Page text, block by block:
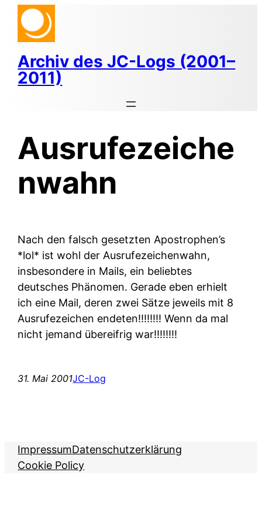
Zum
Inhalt
springen
Archiv des JC-Logs (2001–
2011)
Ausrufezeiche
nwahn
Nach den falsch gesetzten Apostrophen’s
*lol* ist wohl der Ausrufezeichenwahn,
insbesondere in Mails, ein beliebtes
deutsches Phänomen. Gerade eben erhielt
ich eine Mail, deren zwei Sätze jeweils mit 8
Ausrufezeichen endeten!!!!!!!! Wenn da mal
nicht jemand übereifrig war!!!!!!!!
31. Mai 2001JC-Log
ImpressumDatenschutzerklärung
Cookie Policy